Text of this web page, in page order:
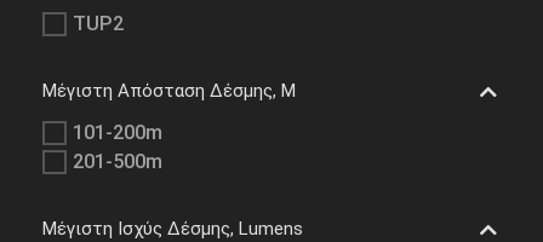
TUP2
Μέγιστη Απόσταση Δέσμης, M
101-200m
201-500m
Μέγιστη Ισχύς Δέσμης, Lumens